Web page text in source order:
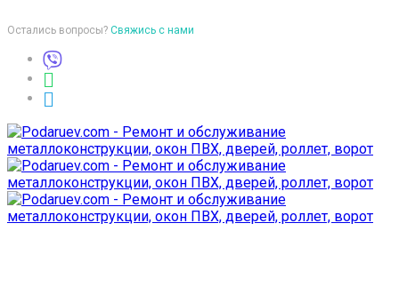
Остались вопросы? Свяжись с нами